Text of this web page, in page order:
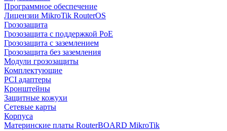
Программное обеспечение
Лицензии MikroTik RouterOS
Грозозащита
Грозозащита с поддержкой PoE
Грозозащита с заземлением
Грозозащита без заземления
Модули грозозащиты
Комплектующие
PCI адаптеры
Кронштейны
Защитные кожухи
Сетевые карты
Корпуса
Материнские платы RouterBOARD MikroTik